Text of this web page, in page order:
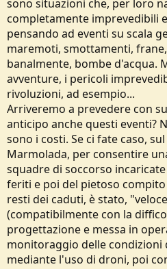
sono situazioni che, per loro
completamente imprevedibili
pensando ad eventi su scala
maremoti, smottamenti,
banalmente, bombe d'acqua.
avventure, i pericoli
rivoluzioni, ad esempio...
Arriveremo a prevedere con
anticipo anche questi eventi?
sono i costi. Se ci fate caso,
Marmolada, per consentire
squadre di soccorso
feriti e poi del pietoso
resti dei caduti, è stato,
(compatibilmente con la
progettazione e messa in
monitoraggio delle condizioni
mediante l'uso di droni, poi